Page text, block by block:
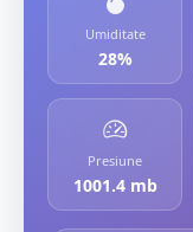
Umiditate
28%
Presiune
1001.4 mb